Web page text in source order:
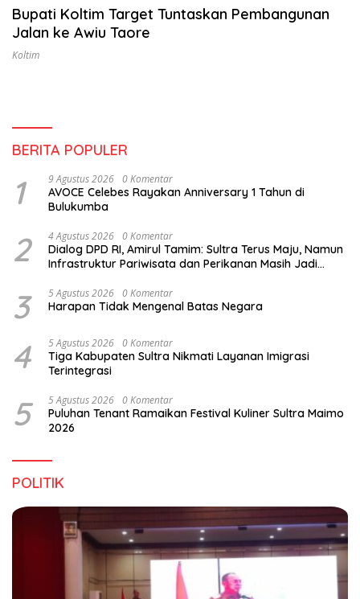
Bupati Koltim Target Tuntaskan Pembangunan
Jalan ke Awiu Taore
Koltim
BERITA POPULER
1 9 Agustus 2026 0 Komentar
AVOCE Celebes Rayakan Anniversary 1 Tahun di
Bulukumba
2 4 Agustus 2026 0 Komentar
Dialog DPD RI, Amirul Tamim: Sultra Terus Maju, Namun
Infrastruktur Pariwisata dan Perikanan Masih Jadi
3 5 Agustus 2026 0 Komentar
Harapan Tidak Mengenal Batas Negara
4 5 Agustus 2026 0 Komentar
Tiga Kabupaten Sultra Nikmati Layanan Imigrasi
Terintegrasi
5 5 Agustus 2026 0 Komentar
Puluhan Tenant Ramaikan Festival Kuliner Sultra Maimo
2026
POLITIK